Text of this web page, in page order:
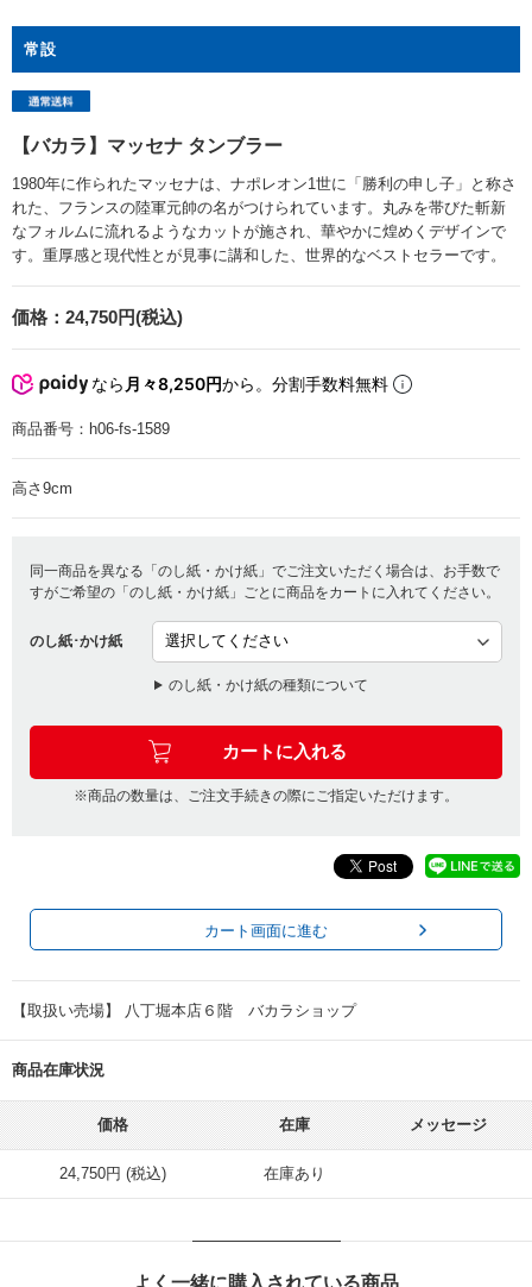
常設
【バカラ】マッセナ タンブラー
1980年に作られたマッセナは、ナポレオン1世に「勝利の申し子」と称さ
れた、フランスの陸軍元帥の名がつけられています。丸みを帯びた斬新
なフォルムに流れるようなカットが施され、華やかに煌めくデザインで
す。重厚感と現代性とが見事に講和した、世界的なベストセラーです。
価格： 24,750円(税込)
なら 月々8,250円から。分割手数料無料
商品番号： h06-fs-1589
高さ9cm
同一商品を異なる「のし紙・かけ紙」でご注文いただく場合は、お手数で
すがご希望の「のし紙・かけ紙」ごとに商品をカートに入れてください。
のし紙･かけ紙
のし紙・かけ紙の種類について
※商品の数量は、ご注文手続きの際にご指定いただけます。
カート画面に進む
【取扱い売場】 八丁堀本店６階 バカラショップ
商品在庫状況
価格 在庫 メッセージ
24,750円 (税込) 在庫あり
よく一緒に購入されている商品